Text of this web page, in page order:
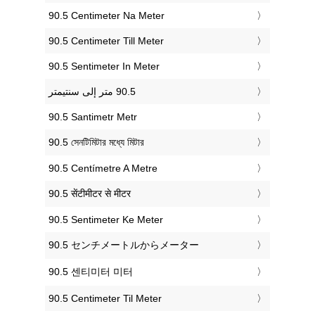
‎90.5 Centimeter Na Meter
‎90.5 Centimeter Till Meter
‎90.5 Sentimeter In Meter
‎90.5 Santimetr Metr
‎90.5 সেনটিমিটার মধ্যে মিটার
‎90.5 Centímetre A Metre
‎90.5 सेंटीमीटर से मीटर
‎90.5 Sentimeter Ke Meter
‎90.5 センチメートルからメーター
‎90.5 센티미터 미터
‎90.5 Centimeter Til Meter